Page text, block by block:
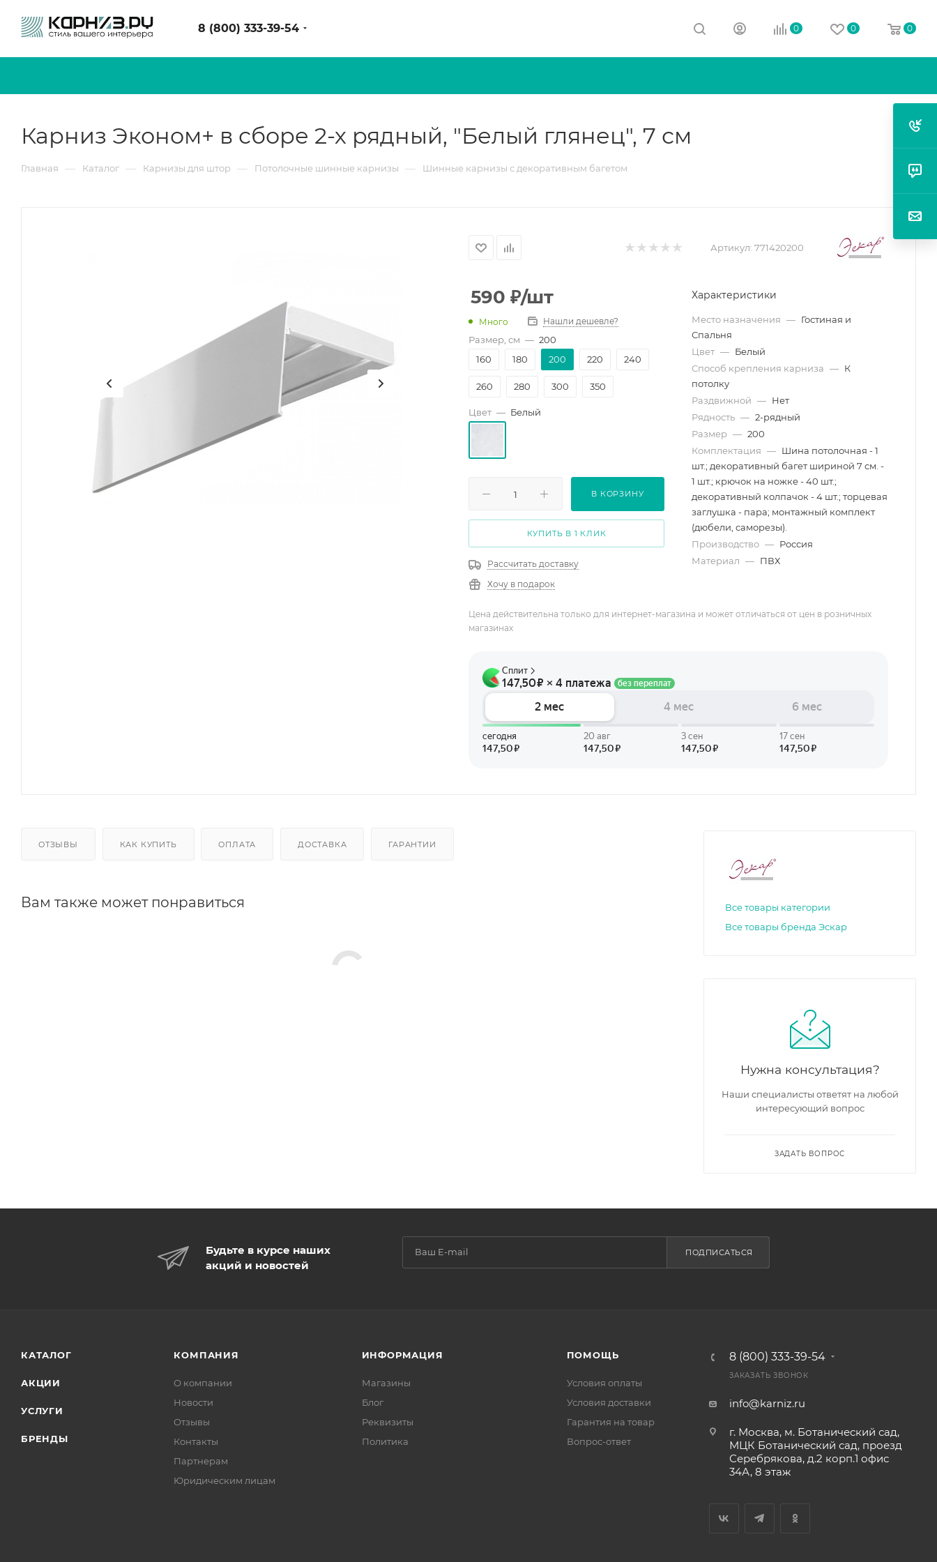
8 (800) 333-39-54 0 0 0
Карниз Эконом+ в сборе 2-х рядный, "Белый глянец", 7 см
Главная — Каталог — Карнизы для штор — Потолочные шинные карнизы — Шинные карнизы с декоративным багетом
Артикул: 771420200
590 ₽/шт
Много Нашли дешевле?
Размер, см — 200
160
180 200 220 240
260 280 300 350
Цвет — Белый
В КОРЗИНУ
КУПИТЬ В 1 КЛИК
Рассчитать доставку
Хочу в подарок
Характеристики
Место назначения — Гостиная и
Спальня
Цвет — Белый
Способ крепления карниза — К
потолку
Раздвижной — Нет
Рядность — 2-рядный
Размер — 200
Комплектация — Шина потолочная - 1
шт.; декоративный багет шириной 7 см. -
1 шт.; крючок на ножке - 40 шт.;
декоративный колпачок - 4 шт.; торцевая
заглушка - пара; монтажный комплект
(дюбели, саморезы).
Производство — Россия
Материал — ПВХ
Цена действительна только для интернет-магазина и может отличаться от цен в розничных
магазинах
ОТЗЫВЫ КАК КУПИТЬ ОПЛАТА ДОСТАВКА ГАРАНТИИ
Вам также может понравиться
Все товары категории
Все товары бренда Эскар
Нужна консультация?
Наши специалисты ответят на любой
интересующий вопрос
ЗАДАТЬ ВОПРОС
Будьте в курсе наших
акций и новостей
ПОДПИСАТЬСЯ
КАТАЛОГ
АКЦИИ
УСЛУГИ
БРЕНДЫ
КОМПАНИЯ
О компании
Новости
Отзывы
Контакты
Партнерам
Юридическим лицам
ИНФОРМАЦИЯ
Магазины
Блог
Реквизиты
Политика
ПОМОЩЬ
Условия оплаты
Условия доставки
Гарантия на товар
Вопрос-ответ
8 (800) 333-39-54
ЗАКАЗАТЬ ЗВОНОК
info@karniz.ru
г. Москва, м. Ботанический сад,
МЦК Ботанический сад, проезд
Серебрякова, д.2 корп.1 офис
34А, 8 этаж